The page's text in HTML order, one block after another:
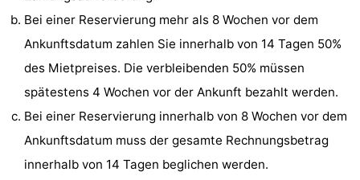
Aussichtspunkte
Attraktionen
Spielplätze
Indoor-
Spielplätze
-
Bowling
Wellness-
Bei einer Reservierung mehr als 8 Wochen vor dem
Ankunftsdatum zahlen Sie innerhalb von 14 Tagen 50%
des Mietpreises. Die verbleibenden 50% müssen
spätestens 4 Wochen vor der Ankunft bezahlt werden.
Bei einer Reservierung innerhalb von 8 Wochen vor dem
Ankunftsdatum muss der gesamte Rechnungsbetrag
innerhalb von 14 Tagen beglichen werden.